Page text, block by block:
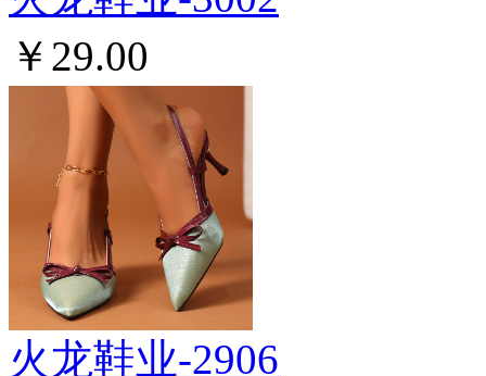
￥29.00
火龙鞋业-2906